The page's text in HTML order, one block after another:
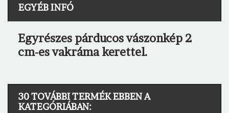
EGYÉB INFÓ
Egyrészes párducos vászonkép 2
cm-es vakráma kerettel.
30 TOVÁBBI TERMÉK EBBEN A
KATEGÓRIÁBAN: